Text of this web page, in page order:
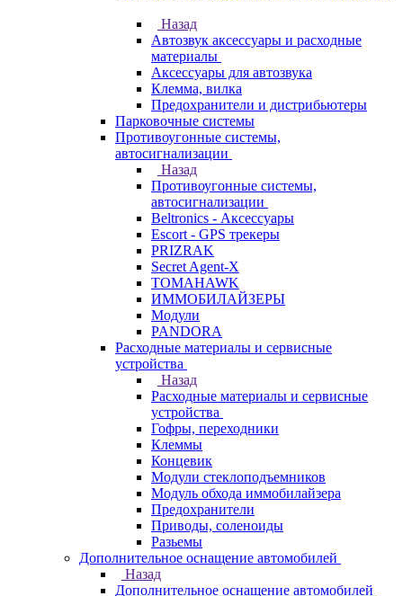
Назад
Автозвук аксессуары и расходные
материалы
Аксессуары для автозвука
Клемма, вилка
Предохранители и дистрибьютеры
Парковочные системы
Противоугонные системы,
автосигнализации
Назад
Противоугонные системы,
автосигнализации
Beltronics - Аксессуары
Escort - GPS трекеры
PRIZRAK
Secret Agent-X
TOMAHAWK
ИММОБИЛАЙЗЕРЫ
Модули
PANDORA
Расходные материалы и сервисные
устройства
Назад
Расходные материалы и сервисные
устройства
Гофры, переходники
Клеммы
Концевик
Модули стеклоподъемников
Модуль обхода иммобилайзера
Предохранители
Приводы, соленоиды
Разьемы
Дополнительное оснащение автомобилей
Назад
Дополнительное оснащение автомобилей